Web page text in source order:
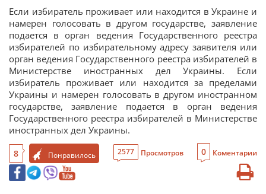
Если избиратель проживает или находится в Украине и
намерен голосовать в другом государстве, заявление
подается в орган ведения Государственного реестра
избирателей по избирательному адресу заявителя или
орган ведения Государственного реестра избирателей в
Министерстве иностранных дел Украины. Если
избиратель проживает или находится за пределами
Украины и намерен голосовать в другом иностранном
государстве, заявление подается в орган ведения
Государственного реестра избирателей в Министерстве
иностранных дел Украины.
8 Понравилось 2577 Просмотров 0 Коментарии